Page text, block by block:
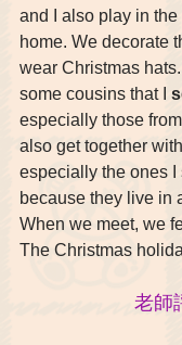
and I also play in the
home. We decorate
wear Christmas
some cousins that I
especially those
also get together
especially the ones I
because they live in
When we meet, we
The Christmas
老師